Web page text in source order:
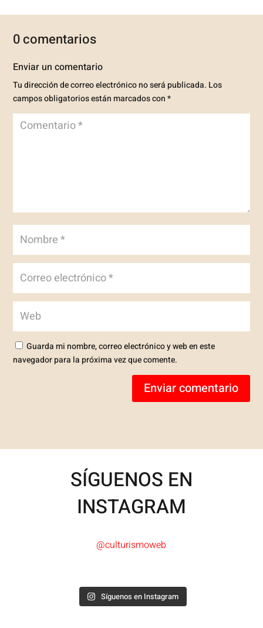
0 comentarios
Enviar un comentario
Tu dirección de correo electrónico no será publicada. Los
campos obligatorios están marcados con*
Guarda mi nombre, correo electrónico y web en este
navegador para la próxima vez que comente.
Enviar comentario
SÍGUENOS EN
INSTAGRAM
@culturismoweb
Síguenos en Instagram